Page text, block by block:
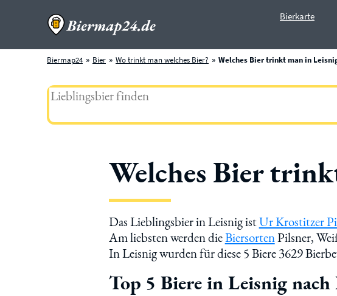
Bierkarte
Biermap24 Bier Wo trinkt man welches Bier? Welches Bier trinkt man in
Welches Bier
Das Lieblingsbier in Leisnig istUr Krostitzer
Am liebsten werden dieBiersortenPilsner,
In Leisnig wurden für diese 5 Biere 3629
Top 5 Biere in Leisnig